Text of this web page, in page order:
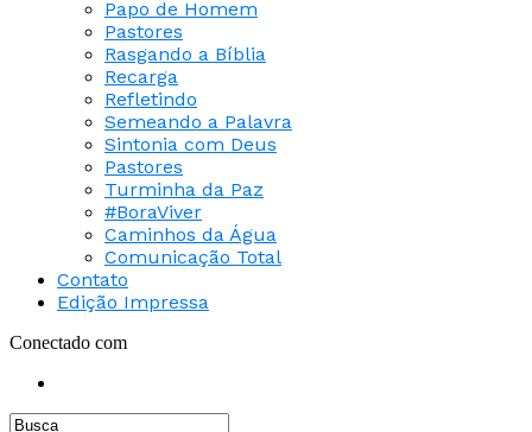
Papo de Homem
Pastores
Rasgando a Bíblia
Recarga
Refletindo
Semeando a Palavra
Sintonia com Deus
Pastores
Turminha da Paz
#BoraViver
Caminhos da Água
Comunicação Total
Contato
Edição Impressa
Conectado com